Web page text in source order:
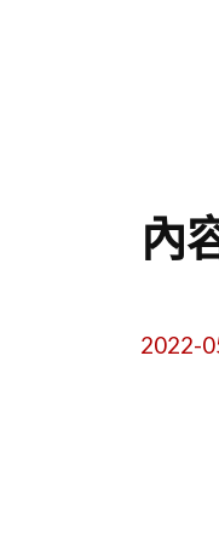
內
2022-